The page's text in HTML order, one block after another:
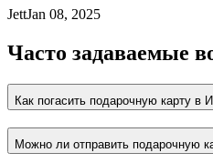
JettJan 08, 2025
Часто задаваемые
Как погасить подарочную карту в
Можно ли отправить подарочную